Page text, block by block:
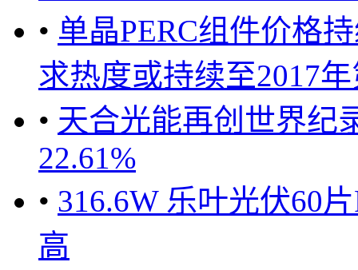
• 单晶PERC组件价格
求热度或持续至2017
• 天合光能再创世界纪
22.61%
• 316.6W 乐叶光伏60
高